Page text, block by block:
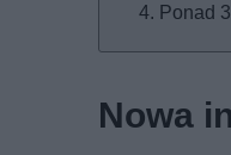
Ponad
Nowa